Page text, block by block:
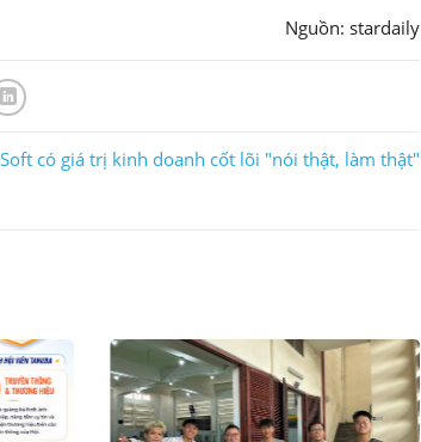
Nguồn: stardaily
có giá trị kinh doanh cốt lõi "nói thật, làm thật"